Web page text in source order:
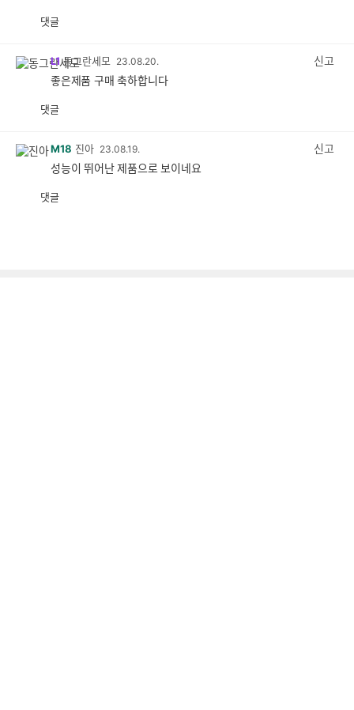
댓글
L1 동그란세모 23.08.20.
신고
좋은제품 구매 축하합니다
댓글
M18 진아 23.08.19.
신고
성능이 뛰어난 제품으로 보이네요
댓글